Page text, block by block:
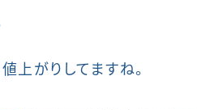
上がりしてますね。